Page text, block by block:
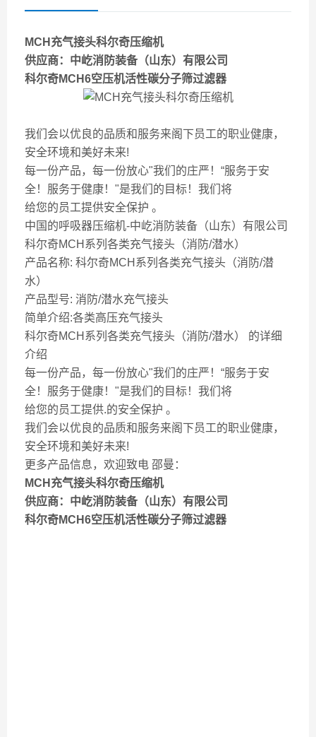
MCH充气接头科尔奇压缩机
供应商：中屹消防装备（山东）有限公司
科尔奇MCH6空压机活性碳分子筛过滤器
我们会以优良的品质和服务来阁下员工的职业健康，
安全环境和美好未来!
每一份产品，每一份放心"我们的庄严！“服务于安
全！服务于健康！"是我们的目标！我们将
给您的员工提供安全保护 。
中国的呼吸器压缩机-中屹消防装备（山东）有限公司
科尔奇MCH系列各类充气接头（消防/潜水）
产品名称: 科尔奇MCH系列各类充气接头（消防/潜
水）
产品型号: 消防/潜水充气接头
简单介绍:各类高压充气接头
科尔奇MCH系列各类充气接头（消防/潜水） 的详细
介绍
每一份产品，每一份放心"我们的庄严！“服务于安
全！服务于健康！"是我们的目标！我们将
给您的员工提供.的安全保护 。
我们会以优良的品质和服务来阁下员工的职业健康，
安全环境和美好未来!
更多产品信息，欢迎致电 邵曼：
MCH充气接头科尔奇压缩机
供应商：中屹消防装备（山东）有限公司
科尔奇MCH6空压机活性碳分子筛过滤器